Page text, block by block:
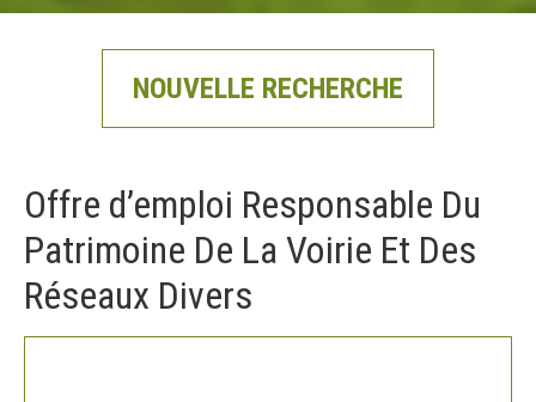
NOUVELLE RECHERCHE
Offre d’emploi Responsable Du
Patrimoine De La Voirie Et Des
Réseaux Divers